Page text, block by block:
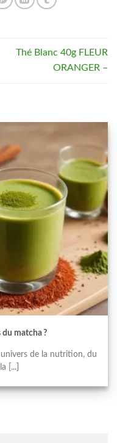
Thé Blanc 40g FLEUR
ORANGER –
matcha ?
de la nutrition, du
[...]